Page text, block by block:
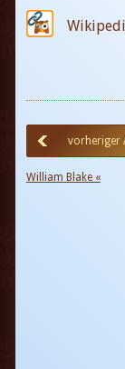
vorheriger
William Blake «